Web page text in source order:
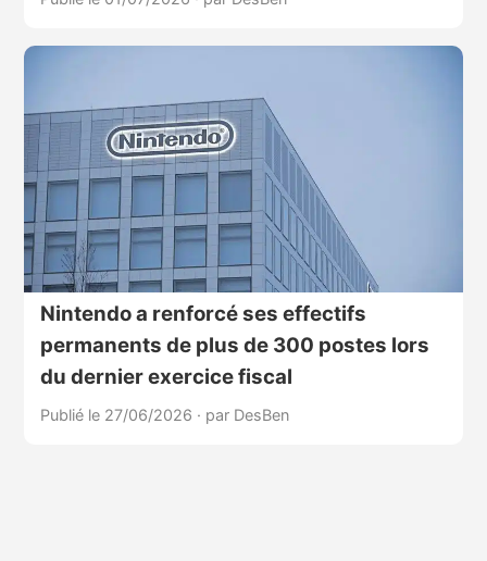
Nintendo a renforcé ses effectifs
permanents de plus de 300 postes lors
du dernier exercice fiscal
Publié le 27/06/2026 · par DesBen